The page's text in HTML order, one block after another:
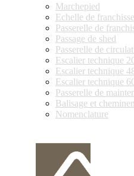
Marchepied
Echelle de
Passerelle de
Passage de shed
Passerelle de
Escalier technique
Escalier technique
Escalier technique
Passerelle de
Balisage et
Nomenclature